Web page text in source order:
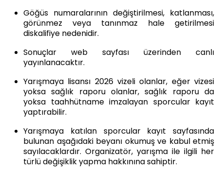
Göğüs numaralarının değiştirilmesi, katlanması,
görünmez veya tanınmaz hale getirilmesi
diskalifiye nedenidir.
Sonuçlar web sayfası üzerinden canlı
yayınlanacaktır.
Yarışmaya lisansı 2026 vizeli olanlar, eğer vizesi
yoksa sağlık raporu olanlar, sağlık raporu da
yoksa taahhütname imzalayan sporcular kayıt
yaptırabilir.
Yarışmaya katılan sporcular kayıt sayfasında
bulunan aşağıdaki beyanı okumuş ve kabul etmiş
sayılacaklardır. Organizatör, yarışma ile ilgili her
türlü değişiklik yapma hakkınına sahiptir.